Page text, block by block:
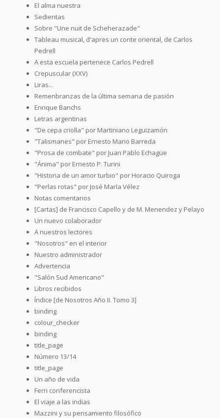
El alma nuestra
Sedientas
Sobre "Une nuit de Scheherazade"
Tableau musical, d'apres un conte oriental, de Carlos
Pedrell
A esta escuela pertenece Carlos Pedrell
Crepuscular (XXV)
Liras...
Remenbranzas de la última semana de pasión
Enrique Banchs
Letras argentinas
"De cepa criolla" por Martiniano Leguizamón
"Talismanes" por Ernesto Mario Barreda
"Prosa de combate" por Juan Pablo Echagüe
"Ánima" por Ernesto P. Turini
"Historia de un amor turbio" por Horacio Quiroga
"Perlas rotas" por José María Vélez
Notas comentarios
[Cartas] de Francisco Capello y de M. Menendez y Pelayo
Un nuevo colaborador
A nuestros lectores
"Nosotros" en el interior
Nuestro administrador
Advertencia
"Salón Sud Americano"
Libros recibidos
Índice [de Nosotros Año II. Tomo 3]
binding
colour_checker
binding
title_page
Número 13/14
title_page
Un año de vida
Ferri conferencista
El viaje a las indias
Mazzini y su pensamiento filosófico